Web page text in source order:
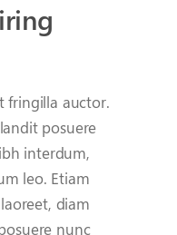
fringilla auctor.
posuere
interdum,
leo. Etiam
diam
nunc